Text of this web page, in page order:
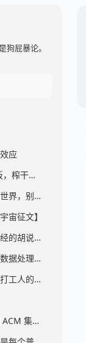
狗屁暴论。
应
阿里云ECS+宝塔控制面板，榨干一台服务器，真香
这是个充满矛盾和变化的世界，别苛求完美
宙征文】
计划搞个公众号来一本正经的胡说一通
谈谈数据可视化系统后端数据处理架构那块的事情
这个年头不好混——聊下打工人的阶级意识
翻到了我在大学期间参加 ACM 集训的心得体会...